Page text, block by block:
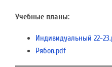
Учебные планы:
Индивидуальный 22-
Рябов.pdf